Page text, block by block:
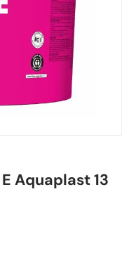
Aquaplast 13